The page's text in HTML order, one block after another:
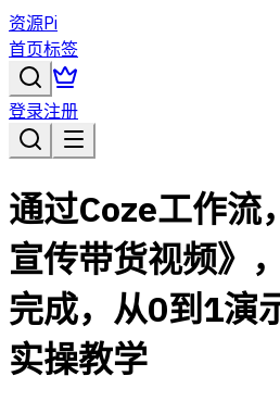
资源Pi
首页标签
登录注册
通过Coze工作流
宣传带货视频》
完成，从0到1演
实操教学